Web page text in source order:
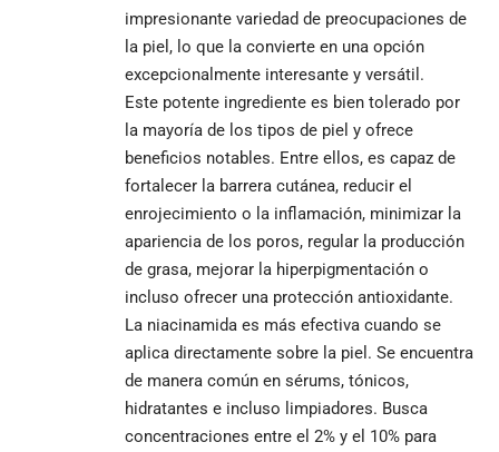
impresionante variedad de preocupaciones de
la piel, lo que la convierte en una opción
excepcionalmente interesante y versátil.
Este potente ingrediente es bien tolerado por
la mayoría de los tipos de piel y ofrece
beneficios notables. Entre ellos, es capaz de
fortalecer la barrera cutánea, reducir el
enrojecimiento o la inflamación, minimizar la
apariencia de los poros, regular la producción
de grasa, mejorar la hiperpigmentación o
incluso ofrecer una protección antioxidante.
La niacinamida es más efectiva cuando se
aplica directamente sobre la piel. Se encuentra
de manera común en sérums, tónicos,
hidratantes e incluso limpiadores. Busca
concentraciones entre el 2% y el 10% para